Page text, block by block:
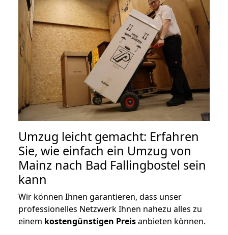
Umzug leicht gemacht: Erfahren
Sie, wie einfach ein Umzug von
Mainz nach Bad Fallingbostel sein
kann
Wir können Ihnen garantieren, dass unser
professionelles Netzwerk Ihnen nahezu alles zu
einem kostengünstigen Preisanbieten können.